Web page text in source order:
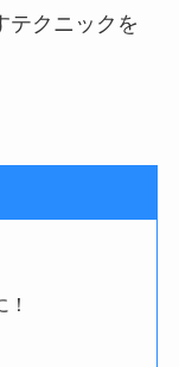
テクニックを